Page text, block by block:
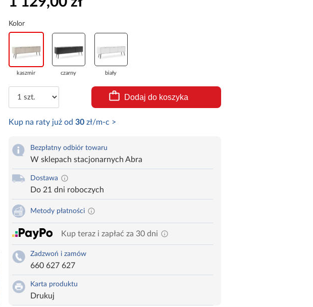
Kolor
kaszmir czarny biały
Dodaj do koszyka
Kup na raty już od 30zł/m-c >
Bezpłatny odbiór towaru
W sklepach stacjonarnych Abra
Dostawa
Do 21 dni roboczych
Metody płatności
Kup teraz i zapłać za 30 dni
Zadzwoń i zamów
660 627 627
Karta produktu
Drukuj